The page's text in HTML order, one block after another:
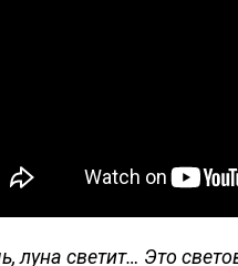
луна светит… Это